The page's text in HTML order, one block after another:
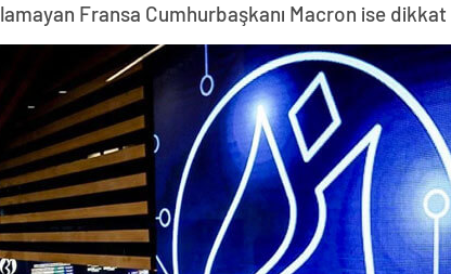
Fransa Cumhurbaşkanı Macron ise